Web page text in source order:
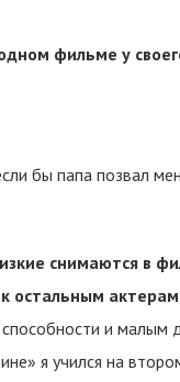
фильме у
бы папа позвал
снимаются в
остальным
и малым
я учился на